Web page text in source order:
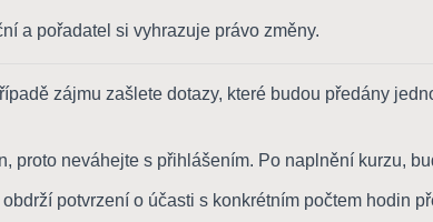
a pořadatel si vyhrazuje právo změny.
zájmu zašlete dotazy, které budou předány
proto neváhejte s přihlášením. Po naplnění kurzu,
potvrzení o účasti s konkrétním počtem hodin